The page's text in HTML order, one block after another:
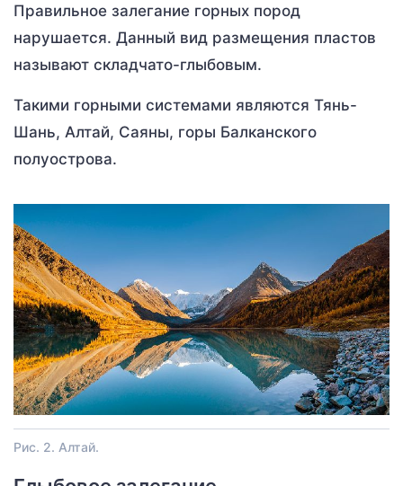
Правильное залегание горных пород
нарушается. Данный вид размещения пластов
называют складчато-глыбовым.
Такими горными системами являются Тянь-
Шань, Алтай, Саяны, горы Балканского
полуострова.
Рис. 2. Алтай.